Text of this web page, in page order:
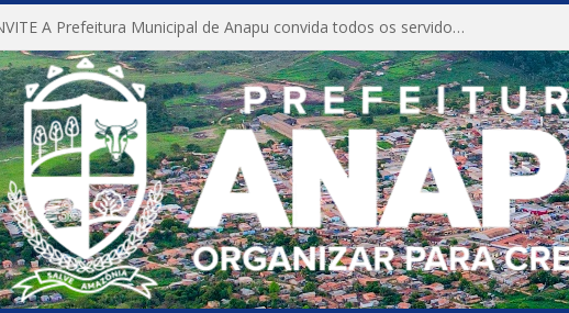
CONVITE A Prefeitura Municipal de Anapu convida todos os servidores públicos municipais para participarem da Audiência Pública de discussão da Lei de Diretrizes Orçamentárias (LDO), importante instrumento de planejamento das ações e investimentos da Administração Pública para o próximo exercício financeiro.